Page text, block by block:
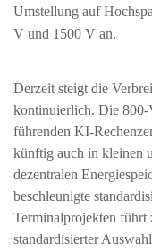
Umstellung auf
V und 1500 V an.
Derzeit steigt die
kontinuierlich. Die 800-
führenden KI-
künftig auch in kleinen
dezentralen
beschleunigte
Terminalprojekten führt
standardisierter